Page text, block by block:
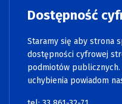
Dostępność
Staramy się aby strona
dostępności cyfrowej
podmiotów publicznych.
uchybienia powiadom